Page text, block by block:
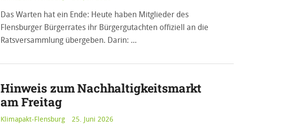
Das Warten hat ein Ende: Heute haben Mitglieder des
Flensburger Bürgerrates ihr Bürgergutachten offiziell an die
Ratsversammlung übergeben. Darin:
Hinweis zum Nachhaltigkeitsmarkt
am Freitag
Klimapakt-Flensburg 25. Juni 2026